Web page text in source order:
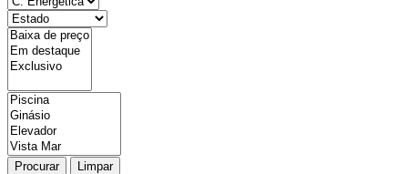
Procurar Limpar